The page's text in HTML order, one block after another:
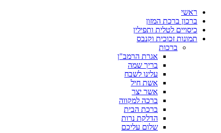
ראשי
ברכון ברכת המזון
כיסויים לטלית ותפילין
תמונות זכוכית וקנבס
ברכות
אגרת הרמב"ן
בריך שמה
עלינו לשבח
אשת חיל
אשר יצר
ברכה למקווה
ברכת הבית
הדלקת נרות
שלום עליכם